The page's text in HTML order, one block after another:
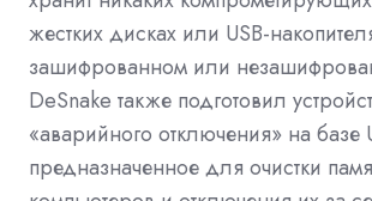
жестких дисках или USB-
зашифрованном или
DeSnake также подготовил
«аварийного отключения» на базе
предназначенное для очистки